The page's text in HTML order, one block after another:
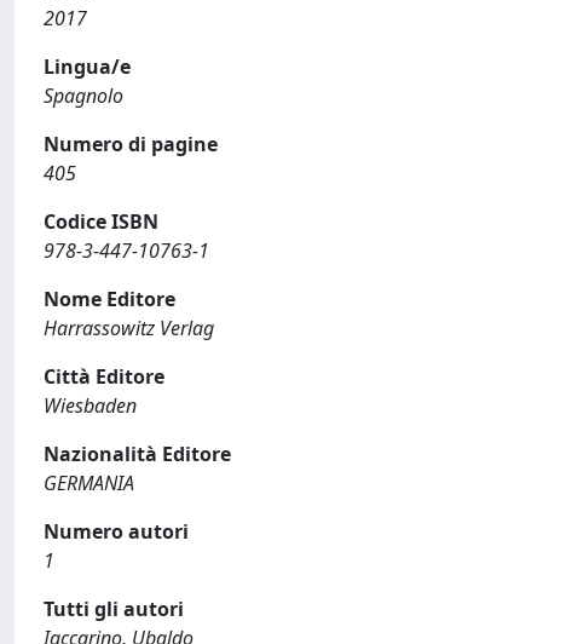
2017
Lingua/e
Spagnolo
Numero di pagine
405
Codice ISBN
978-3-447-10763-1
Nome Editore
Harrassowitz Verlag
Città Editore
Wiesbaden
Nazionalità Editore
GERMANIA
Numero autori
1
Tutti gli autori
Iaccarino, Ubaldo